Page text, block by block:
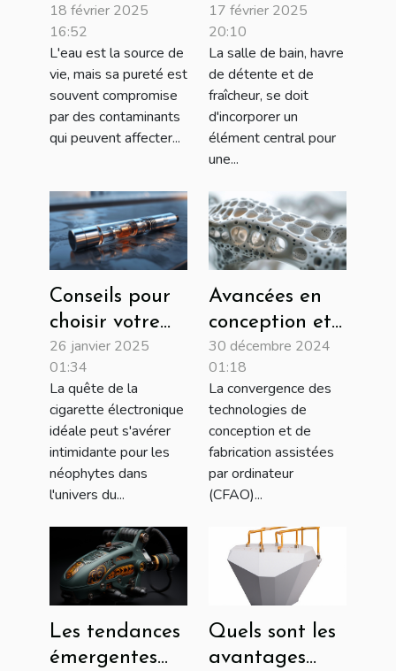
filtration
multi-étapes
pour une eau
pure
18 février 2025
16:52
L'eau est la source de
vie, mais sa pureté est
souvent compromise
par des contaminants
qui peuvent affecter...
colonne de
douche idéale
17 février 2025
20:10
La salle de bain, havre
de détente et de
fraîcheur, se doit
d'incorporer un
élément central pour
une...
Conseils pour
choisir votre
première
cigarette
électronique
26 janvier 2025
01:34
La quête de la
cigarette électronique
idéale peut s'avérer
intimidante pour les
néophytes dans
l'univers du...
Avancées en
conception et
production
CFAO pour
orthopédie et
podologie
30 décembre 2024
01:18
La convergence des
technologies de
conception et de
fabrication assistées
par ordinateur
(CFAO)...
Les tendances
émergentes
Quels sont les
avantages